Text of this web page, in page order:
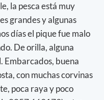
la pesca está muy
grandes y algunas
días el pique fue malo
De orilla, alguna
Embarcados, buena
con muchas corvinas
poca raya y poco